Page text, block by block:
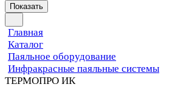
Показать
Главная
Каталог
Паяльное оборудование
Инфракрасные паяльные системы
ТЕРМОПРО ИК